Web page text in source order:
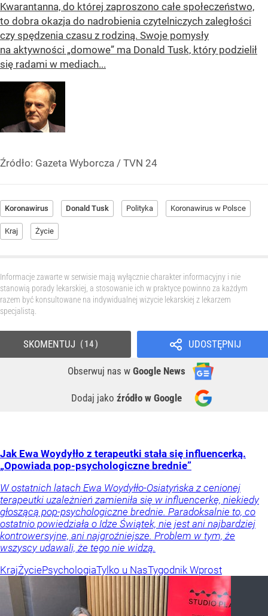
Kwarantanna, do której zaproszono całe społeczeństwo,
to dobra okazja do nadrobienia czytelniczych zaległości
czy spędzenia czasu z rodziną. Swoje pomysły
na aktywności „domowe” ma Donald Tusk, który podzielił
się radami w mediach...
Źródło: Gazeta Wyborcza / TVN 24
Koronawirus Donald Tusk Polityka Koronawirus w Polsce
Kraj Życie
Informacje zawarte w serwisie mają wyłącznie charakter informacyjny i nie
stanowią porady lekarskiej, a stosowanie ich w praktyce powinno za każdym
razem być konsultowane na indywidualnej wizycie lekarskiej z lekarzem
specjalistą.
UDOSTĘPNIJ
Obserwuj nas w Google News
Dodaj jako źródło w Google
SKOMENTUJ 14
Jak Ewa Woydyłło z terapeutki stała się influencerką.
„Opowiada pop-psychologiczne brednie”
W ostatnich latach Ewa Woydyłło-Osiatyńska z cenionej
terapeutki uzależnień zamieniła się w influencerkę, niekiedy
głoszącą pop-psychologiczne brednie. Paradoksalnie to, co
ostatnio powiedziała o Idze Świątek, nie jest ani najbardziej
kontrowersyjne, ani najgroźniejsze. Problem w tym, że
wszyscy udawali, że tego nie widzą.
KrajŻyciePsychologiaTylko u NasTygodnik Wprost